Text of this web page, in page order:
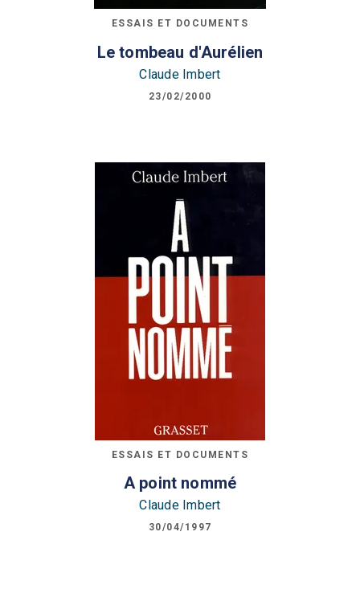
ESSAIS ET DOCUMENTS
Le tombeau d'Aurélien
Claude Imbert
23/02/2000
ESSAIS ET DOCUMENTS
A point nommé
Claude Imbert
30/04/1997